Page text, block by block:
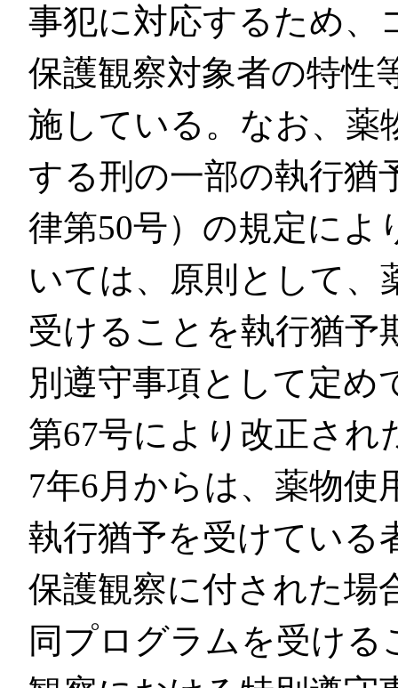
事犯に対応するため、
保護観察対象者の特性
施している。なお、薬
する刑の一部の執行猶
律第50号）の規定によ
いては、原則として、
受けることを執行猶予
別遵守事項として定め
第67号により改正され
7年6月からは、薬物使
執行猶予を受けている
保護観察に付された場
同プログラムを受け